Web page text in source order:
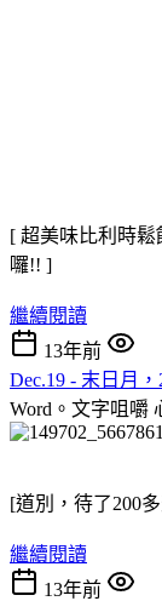
[ 超美味比利時鬆
囉!! ]
繼續閱讀
13年前
Dec.19 - 末日月
Word。文字咀嚼
[道別，待了200
繼續閱讀
13年前